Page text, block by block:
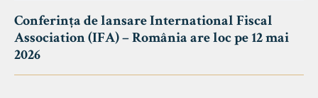
Conferința de lansare International Fiscal
Association (IFA) – România are loc pe 12 mai
2026